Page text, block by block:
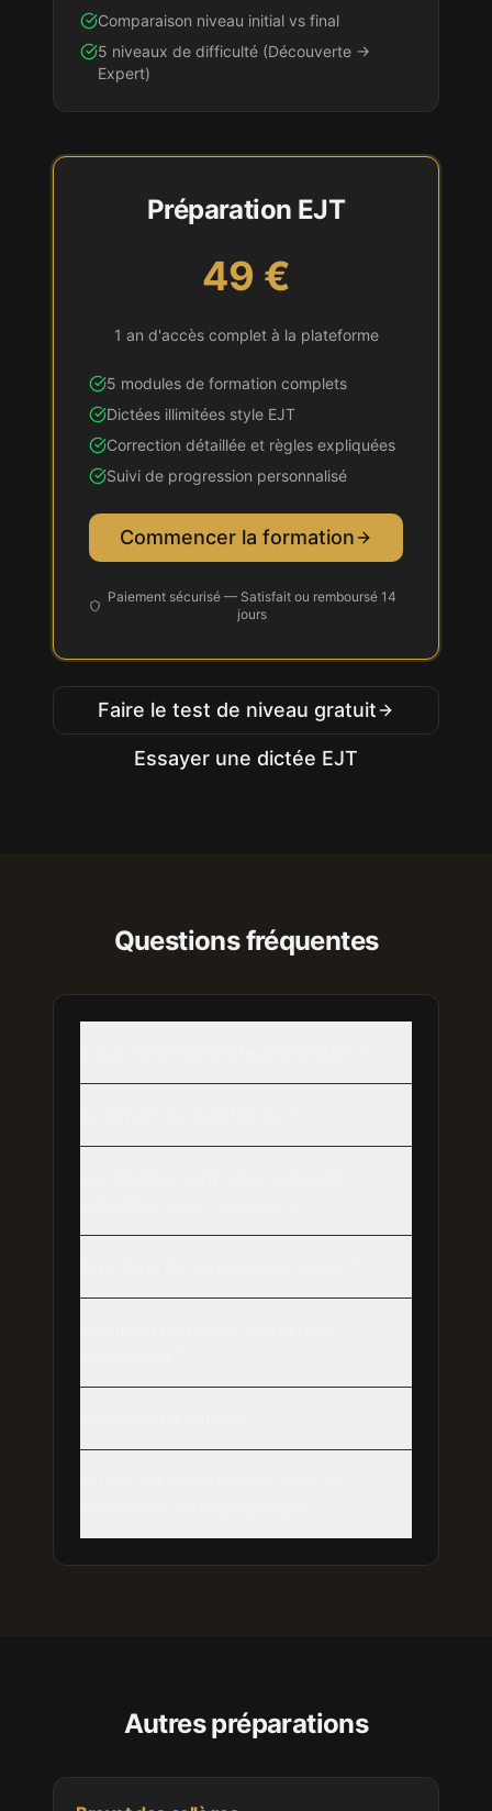
Comparaison niveau initial vs final
5 niveaux de difficulté (Découverte →
Expert)
Préparation EJT
49 €
1 an d'accès complet à la plateforme
5 modules de formation complets
Dictées illimitées style EJT
Correction détaillée et règles expliquées
Suivi de progression personnalisé
Commencer la formation
Paiement sécurisé — Satisfait ou remboursé 14
jours
Faire le test de niveau gratuit
Essayer une dictée EJT
Questions fréquentes
Autres préparations